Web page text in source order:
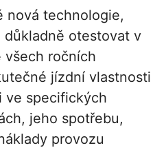
nová technologie,
otestovat v
všech ročních
jízdní vlastnosti
ve specifických
jeho spotřebu,
provozu